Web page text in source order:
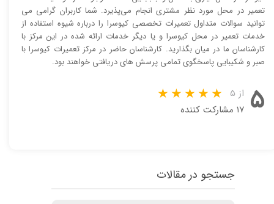
تعمیر در محل مورد نظر مشتری انجام می‌پذیرد. شما کاربران گرامی می
توانید سوالات متداول تعمیرات تخصصی کیوسرا را درباره شیوه استفاده از
خدمات تعمیر در محل کیوسرا و یا دیگر خدمات ارائه شده در این مرکز با
کارشناسان ما در میان بگذارید. کارشناسان حاضر در مرکز تعمیرات کیوسرا با
صبر و شکیبایی پاسخگوی تمامی پرسش های دریافتی خواهند بود.
۵ از ۵
۱۷ مشارکت کننده
جستجو در مقالات